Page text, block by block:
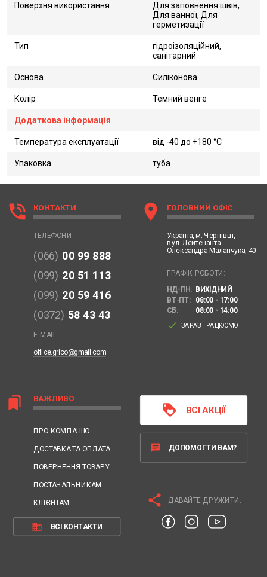
Поверхня використання
Для заповнення швів,
Для ванної, Для
герметизації
Тип
гідроізоляційний,
санітарний
Основа Силіконова
Колір Темний венге
Додаткова інформація
Температура експлуатації від -40 до +180 °C
Упаковка туба
bookmarks ВАЖЛИВО
ПРО КОМПАНІЮ
ДОСТАВКА ТА ОПЛАТА
ПОВЕРНЕННЯ ТОВАРУ
ПОСТАЧАЛЬНИКАМ
КЛІЄНТАМ
business ВСІ КОНТАКТИ
phone_in_talk КОНТАКТИ
ТЕЛЕФОНИ:
(066) 00 99 888
(099) 20 51 113
(099) 20 59 416
(0372) 58 43 43
E-MAIL:
office.grico@gmail.com
location_on ГОЛОВНИЙ ОФІС
Україна, м. Чернівці,
вул. Лейтенанта
Олександра Маланчука, 40
ГРАФІК РОБОТИ:
НД-ПН: ВИХІДНИЙ
ВТ-ПТ:
08:00 - 17:00
СБ:
08:00 - 14:00
done ЗАРАЗ ПРАЦЮЄМО
loyalty ВСІ АКЦІЇ
chat ДОПОМОГТИ ВАМ?
share ДАВАЙТЕ ДРУЖИТИ: